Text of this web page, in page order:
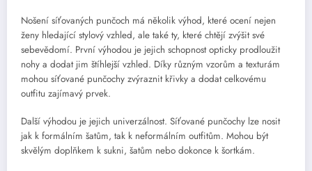
Nošení síťovaných punčoch má několik výhod, které ocení nejen
ženy hledající stylový vzhled, ale také ty, které chtějí zvýšit své
sebevědomí. První výhodou je jejich schopnost opticky prodloužit
nohy a dodat jim štíhlejší vzhled. Díky různým vzorům a texturám
mohou síťované punčochy zvýraznit křivky a dodat celkovému
outfitu zajímavý prvek.
Další výhodou je jejich univerzálnost. Síťované punčochy lze nosit
jak k formálním šatům, tak k neformálním outfitům. Mohou být
skvělým doplňkem k sukni, šatům nebo dokonce k šortkám.